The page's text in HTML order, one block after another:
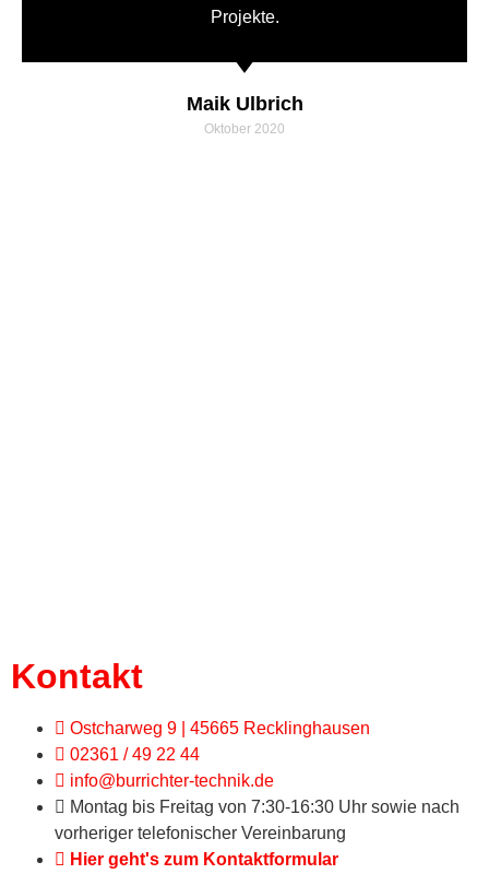
Projekte.
Maik Ulbrich
Oktober 2020
Kontakt
Ostcharweg 9 | 45665 Recklinghausen
02361 / 49 22 44
info@burrichter-technik.de
Montag bis Freitag von 7:30-16:30 Uhr sowie nach
vorheriger telefonischer Vereinbarung
Hier geht's zum Kontaktformular